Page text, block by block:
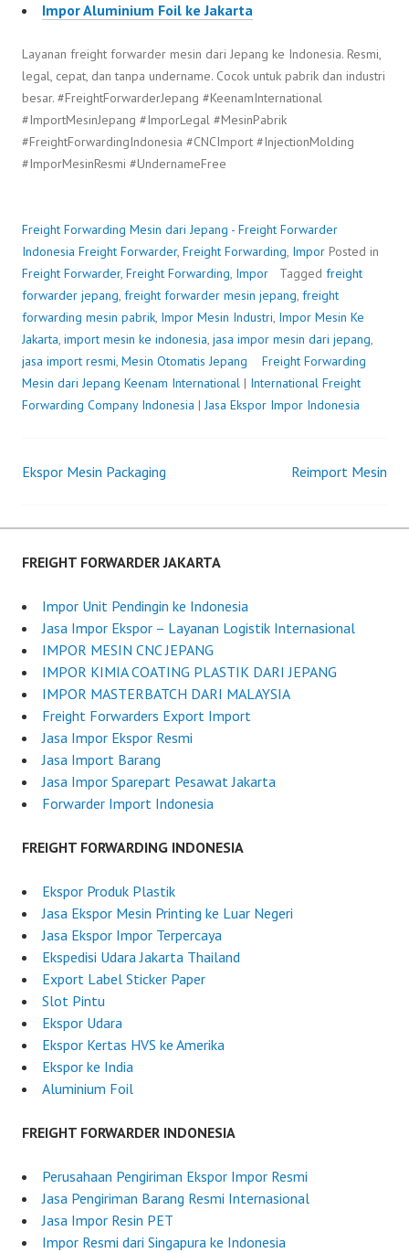
Impor Aluminium Foil ke Jakarta
Layanan freight forwarder mesin dari Jepang ke Indonesia. Resmi,
legal, cepat, dan tanpa undername. Cocok untuk pabrik dan industri
besar. #FreightForwarderJepang #KeenamInternational
#ImportMesinJepang #ImporLegal #MesinPabrik
#FreightForwardingIndonesia #CNCImport #InjectionMolding
#ImporMesinResmi #UndernameFree
Freight Forwarding Mesin dari Jepang - Freight Forwarder
Indonesia Freight Forwarder, Freight Forwarding, Impor Posted in
Freight Forwarder, Freight Forwarding, Impor Tagged freight
forwarder jepang, freight forwarder mesin jepang, freight
forwarding mesin pabrik, Impor Mesin Industri, Impor Mesin Ke
Jakarta, import mesin ke indonesia, jasa impor mesin dari jepang,
jasa import resmi, Mesin Otomatis Jepang
Freight Forwarding
Mesin dari Jepang P
o
e
J
n
e
2
4
,
2
0
2
5
b
y
e
t
o
r
w
a
r
d
e
r
I
n
o
e
s
i
a
Keenam International | International Freight
Forwarding Company Indonesia |Jasa Ekspor Impor Indonesia
Post
navigation
Ekspor Mesin Packaging Reimport Mesin
FREIGHT FORWARDER JAKARTA
Impor Unit Pendingin ke Indonesia
Jasa Impor Ekspor – Layanan Logistik Internasional
IMPOR MESIN CNC JEPANG
IMPOR KIMIA COATING PLASTIK DARI JEPANG
IMPOR MASTERBATCH DARI MALAYSIA
Freight Forwarders Export Import
Jasa Impor Ekspor Resmi
Jasa Import Barang
Jasa Impor Sparepart Pesawat Jakarta
Forwarder Import Indonesia
FREIGHT FORWARDING INDONESIA
Ekspor Produk Plastik
Jasa Ekspor Mesin Printing ke Luar Negeri
Jasa Ekspor Impor Terpercaya
Ekspedisi Udara Jakarta Thailand
Export Label Sticker Paper
Slot Pintu
Ekspor Udara
Ekspor Kertas HVS ke Amerika
Ekspor ke India
Aluminium Foil
FREIGHT FORWARDER INDONESIA
Perusahaan Pengiriman Ekspor Impor Resmi
Jasa Pengiriman Barang Resmi Internasional
Jasa Impor Resin PET
Impor Resmi dari Singapura ke Indonesia